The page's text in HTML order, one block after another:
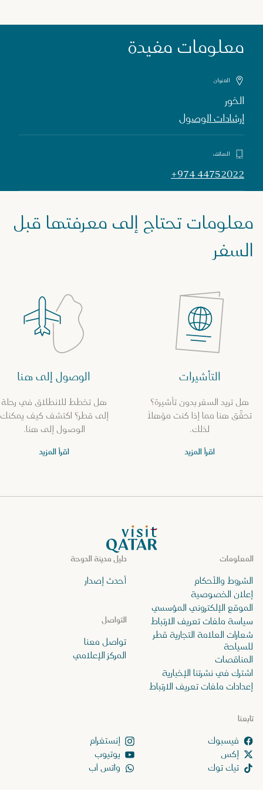
معلومات مفيدة
العنوان
الخور
إرشادات الوصول
الهاتف
+974 44752022
معلومات تحتاج إلى معرفتها قبل
السفر
التأشيرات
هل تريد السفر بدون تأشيرة؟
تحقّق هنا مما إذا كنت مؤهلاً
لذلك.
اقرأ المزيد
الوصول إلى هنا
هل تخطط للانطلاق في رحلة
إلى قطر؟ اكتشف كيف يمكنك
الوصول إلى هنا.
اقرأ المزيد
الصفحة الرئيسية لموقع VisitQatar
دليل مدينة الدوحة
أحدث إصدار
تابعنا
إنستغرام
إكس
يوتيوب
تيك توك
واتس آب
التواصل
تواصل معنا
المركز الإعلامي
المعلومات
الشروط والأحكام
إعلان الخصوصية
الموقع الإلكتروني المؤسسي
سياسة ملفات تعريف الارتباط
شعارات العلامة التجارية قطر
للسياحة
المناقصات
اشترك في نشرتنا الإخبارية
إعدادات ملفات تعريف الارتباط